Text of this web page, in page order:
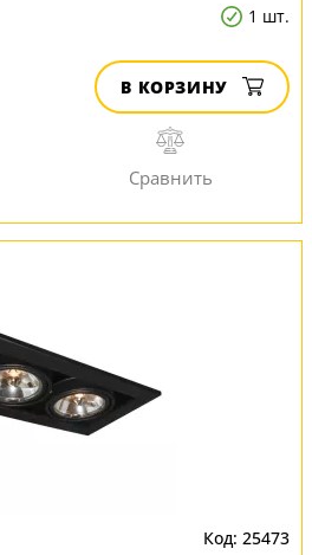
1 шт.
В КОРЗИНУ
25473